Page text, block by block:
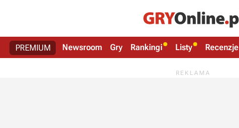
PREMIUM Newsroom Gry Rankingi Listy Recenzje